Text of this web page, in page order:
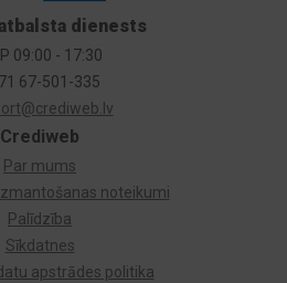
Crediweb
Par mums
noteikumi
Palīdzība
Sīkdatnes
apstrādes politika
dienests
09:00 - 17:30
67-501-335